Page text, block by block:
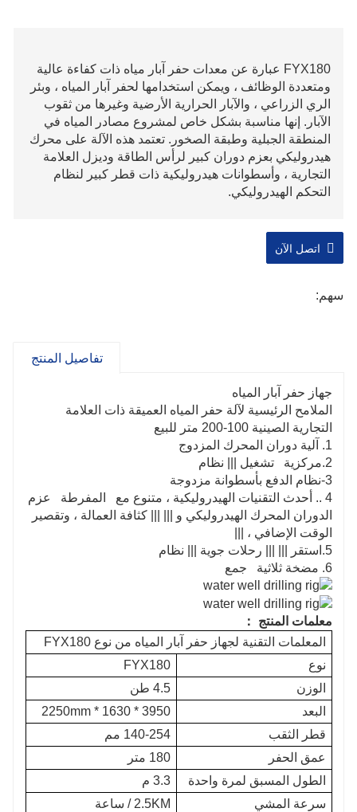
FYX180 عبارة عن معدات حفر آبار مياه ذات كفاءة عالية
ومتعددة الوظائف ، ويمكن استخدامها لحفر آبار المياه ، وبئر
الري الزراعي ، والآبار الحرارية الأرضية وغيرها من ثقوب
الآبار. إنها مناسبة بشكل خاص لمشروع مصادر المياه في
المنطقة الجبلية وطبقة الصخور. تعتمد هذه الآلة على محرك
هيدروليكي بعزم دوران كبير لرأس الطاقة وديزل العلامة
التجارية ، وأسطوانات هيدروليكية ذات قطر كبير لنظام
التحكم الهيدروليكي.
اتصل الآن
سهم:
تفاصيل المنتج
جهاز حفر آبار المياه
الملامح الرئيسية لآلة حفر المياه العميقة ذات العلامة
التجارية الصينية 100-200 متر للبيع
1. آلية دوران المحرك المزدوج
2.مركزية تشغيل ||| نظام
3-نظام الدفع بأسطوانة مزدوجة
4 .. أحدث التقنيات الهيدروليكية ، متنوع مع المفرطة عزم
الدوران المحرك الهيدروليكي و ||| ||| كثافة العمالة ، وتقصير
الوقت الإضافي ، |||
5.استقر ||| ||| رحلات جوية ||| نظام
6. مضخة ثلاثية جمع
معلمات المنتج ：
المعلمات التقنية لجهاز حفر آبار المياه من نوع FYX180
نوع
FYX180
الوزن
4.5 طن
البعد
3950 * 1630 * 2250mm
قطر الثقب
140-254 مم
عمق الحفر
180 متر
الطول المسبق لمرة واحدة
3.3 م
سرعة المشي
2.5KM / ساعة